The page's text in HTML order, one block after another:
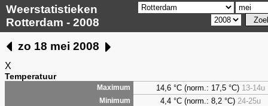
Weerstatistieken
Rotterdam - 2008
zo 18 mei 2008
X
Temperatuur
Maximum 14,6 °C (norm.: 17,5 °C) 13-14u
Minimum 4,4 °C (norm.: 8,2 °C) 24-25u